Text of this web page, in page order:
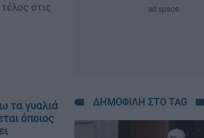
στις
τα γυαλιά
όποιος
ΔΗΜΟΦΙΛΗ ΣΤΟ TAG